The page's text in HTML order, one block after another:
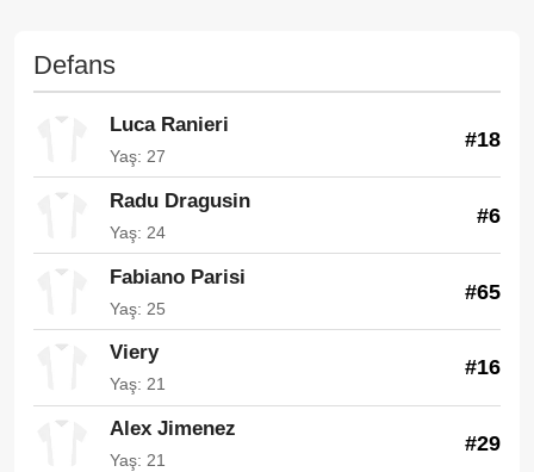
Defans
Luca Ranieri
Yaş: 27
#18
Radu Dragusin
Yaş: 24
#6
Fabiano Parisi
Yaş: 25
#65
Viery
Yaş: 21
#16
Alex Jimenez
Yaş: 21
#29